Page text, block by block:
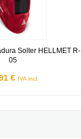
Solter HELLMET R-
05
€ IVA incl.